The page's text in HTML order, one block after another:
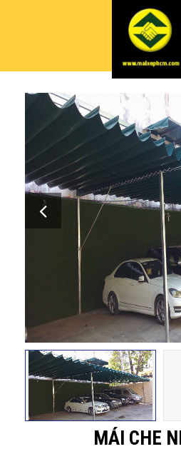
MÁI CHE